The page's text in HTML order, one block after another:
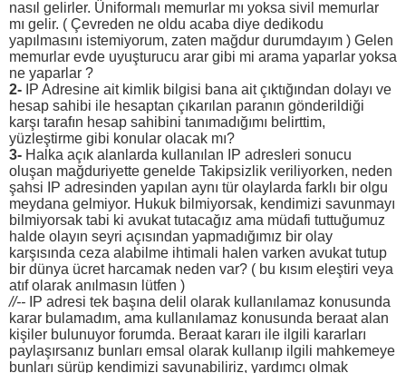
nasıl gelirler. Üniformalı memurlar mı yoksa sivil memurlar
mı gelir. ( Çevreden ne oldu acaba diye dedikodu
yapılmasını istemiyorum, zaten mağdur durumdayım ) Gelen
memurlar evde uyuşturucu arar gibi mi arama yaparlar yoksa
ne yaparlar ?
2- IP Adresine ait kimlik bilgisi bana ait çıktığından dolayı ve
hesap sahibi ile hesaptan çıkarılan paranın gönderildiği
karşı tarafın hesap sahibini tanımadığımı belirttim,
yüzleştirme gibi konular olacak mı?
3- Halka açık alanlarda kullanılan IP adresleri sonucu
oluşan mağduriyette genelde Takipsizlik veriliyorken, neden
şahsi IP adresinden yapılan aynı tür olaylarda farklı bir olgu
meydana gelmiyor. Hukuk bilmiyorsak, kendimizi savunmayı
bilmiyorsak tabi ki avukat tutacağız ama müdafi tuttuğumuz
halde olayın seyri açısından yapmadığımız bir olay
karşısında ceza alabilme ihtimali halen varken avukat tutup
bir dünya ücret harcamak neden var? ( bu kısım eleştiri veya
atıf olarak anılmasın lütfen )
//-- IP adresi tek başına delil olarak kullanılamaz konusunda
karar bulamadım, ama kullanılamaz konusunda beraat alan
kişiler bulunuyor forumda. Beraat kararı ile ilgili kararları
paylaşırsanız bunları emsal olarak kullanıp ilgili mahkemeye
bunları sürüp kendimizi savunabiliriz, yardımcı olmak